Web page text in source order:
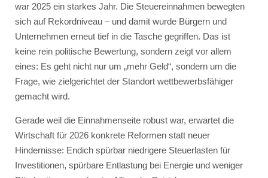
war 2025 ein starkes Jahr. Die Steuereinnahmen bewegten
sich auf Rekordniveau – und damit wurde Bürgern und
Unternehmen erneut tief in die Tasche gegriffen. Das ist
keine rein politische Bewertung, sondern zeigt vor allem
eines: Es geht nicht nur um „mehr Geld“, sondern um die
Frage, wie zielgerichtet der Standort wettbewerbsfähiger
gemacht wird.
Gerade weil die Einnahmenseite robust war, erwartet die
Wirtschaft für 2026 konkrete Reformen statt neuer
Hindernisse: Endich spürbar niedrigere Steuerlasten für
Investitionen, spürbare Entlastung bei Energie und weniger